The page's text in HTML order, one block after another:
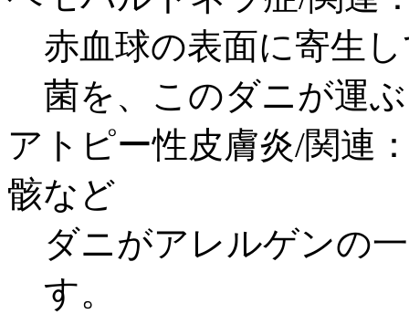
赤血球の表面に寄生
菌を、このダニが運
アトピー性皮膚炎/関連
骸など
ダニがアレルゲンの
す。